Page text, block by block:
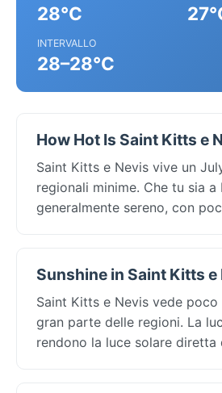
28°C
INTERVALLO
28–28°C
How Hot Is Saint Kitts e
Saint Kitts e Nevis vive un
regionali minime. Che tu sia
generalmente sereno, con
Sunshine in Saint Kitts
Saint Kitts e Nevis vede
gran parte delle regioni. La
rendono la luce solare